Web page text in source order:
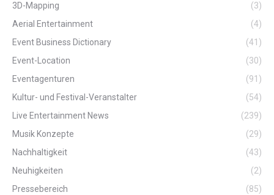
3D-Mapping
(3)
Aerial Entertainment
(4)
Event Business Dictionary
(41)
Event-Location
(30)
Eventagenturen
(91)
Kultur- und Festival-Veranstalter
(54)
Live Entertainment News
(239)
Musik Konzepte
(29)
Nachhaltigkeit
(43)
Neuhigkeiten
(2)
Pressebereich
(85)